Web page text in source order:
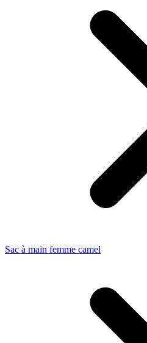
Sac à main femme camel